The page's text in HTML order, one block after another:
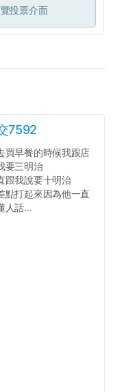
投票介面
7592
買早餐的時候我跟店
要三明治
跟我說要十明治
點打起來因為他一直
人話...